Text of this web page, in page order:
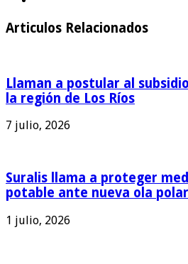
Articulos Relacionados
Llaman a postular al
la región de Los Ríos
7 julio, 2026
Suralis llama a proteger
potable ante nueva ola polar
1 julio, 2026